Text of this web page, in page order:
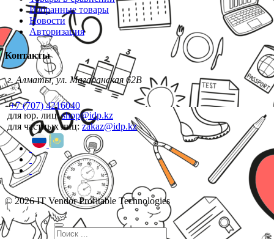
Избранные товары
Новости
Авторизация
Контакты
г. Алматы, ул. Магаданская 62В
+7 (707) 4216040
для юр. лиц:shop@idp.kz
для частных лиц: zakaz@idp.kz
© 2026 IT Vendor Profitable Technologies